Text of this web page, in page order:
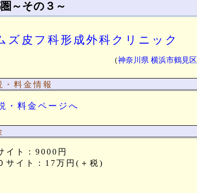
～その３～
ズ皮フ科形成外科クリニック
（神奈川県 横浜市鶴見区
・料金情報
・料金ページへ
イト：9000円
サイト：17万円(＋税)